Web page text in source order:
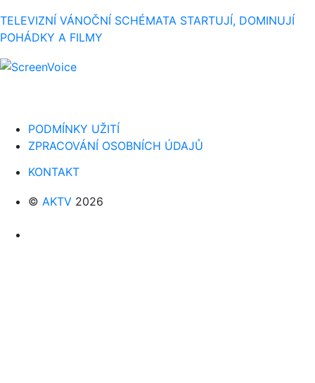
TELEVIZNÍ VÁNOČNÍ SCHÉMATA STARTUJÍ, DOMINUJÍ
POHÁDKY A FILMY
PODMÍNKY UŽITÍ
ZPRACOVÁNÍ OSOBNÍCH ÚDAJŮ
KONTAKT
© AKTV 2026